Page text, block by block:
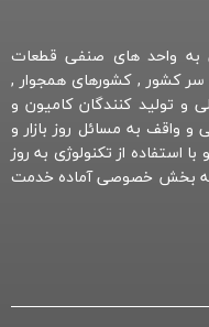
به واحد های صنفی قطعات
کشور , کشورهای همجوار ,
و تولید کنندگان کامیون و
و واقف به مسائل روز بازار و
استفاده از تکنولوژی به روز
بخش خصوصی آماده خدمت